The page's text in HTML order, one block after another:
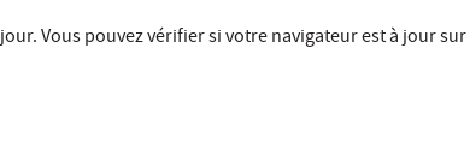
Vous pouvez vérifier si votre navigateur est à jour